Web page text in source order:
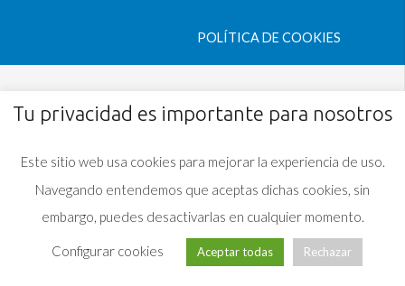
POLÍTICA DE COOKIES
Tu privacidad es importante para nosotros
Este sitio web usa cookies para mejorar la experiencia de uso.
Navegando entendemos que aceptas dichas cookies, sin
embargo, puedes desactivarlas en cualquier momento.
Configurar cookies Aceptar todas Rechazar